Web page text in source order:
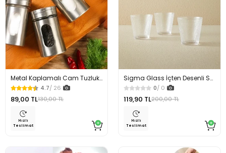
Metal Kaplamalı Cam Tuzluk
Biberlik Baharatlık
4.7/ 26
89,00 TL130,00 TL
Hızlı
Teslimat
Sigma Glass İçten Desenli Su
Bardağı 3 Lü Set
0/ 0
119,90 TL200,00 TL
Hızlı
Teslimat